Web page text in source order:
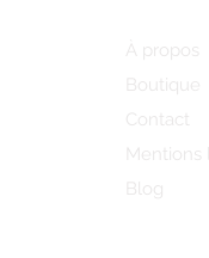
À propos
Boutique
Contact
Mentions
Blog